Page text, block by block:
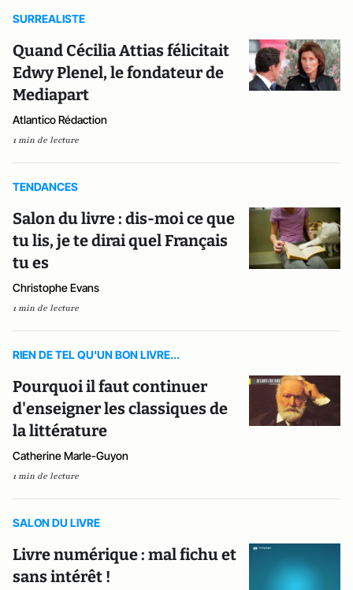
SURREALISTE
Quand Cécilia Attias félicitait
Edwy Plenel, le fondateur de
Mediapart
Atlantico Rédaction
1 min de lecture
TENDANCES
Salon du livre : dis-moi ce que
tu lis, je te dirai quel Français
tu es
Christophe Evans
1 min de lecture
RIEN DE TEL QU'UN BON LIVRE...
Pourquoi il faut continuer
d'enseigner les classiques de
la littérature
Catherine Marle-Guyon
1 min de lecture
SALON DU LIVRE
Livre numérique : mal fichu et
sans intérêt !